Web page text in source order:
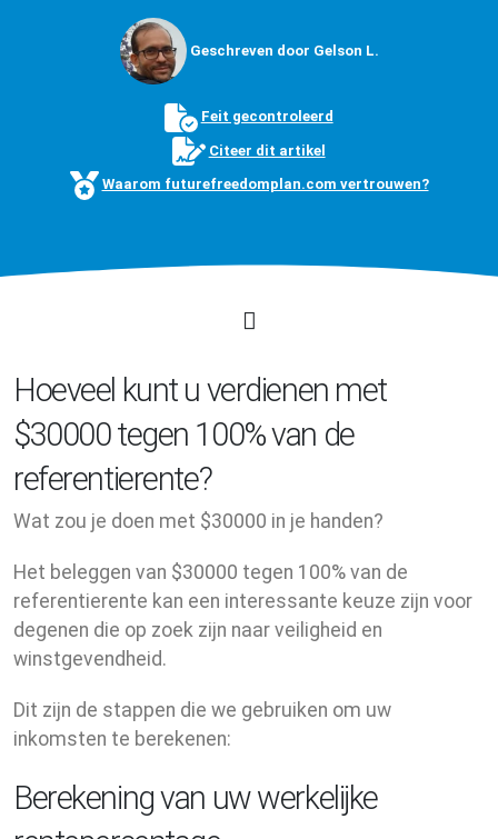
Geschreven door Gelson L.
Feit gecontroleerd
Citeer dit artikel
Waarom futurefreedomplan.com vertrouwen?
Hoeveel kunt u verdienen met
$30000 tegen 100% van de
referentierente?
Wat zou je doen met $30000 in je handen?
Het beleggen van $30000 tegen 100% van de
referentierente kan een interessante keuze zijn voor
degenen die op zoek zijn naar veiligheid en
winstgevendheid.
Dit zijn de stappen die we gebruiken om uw
inkomsten te berekenen:
Berekening van uw werkelijke